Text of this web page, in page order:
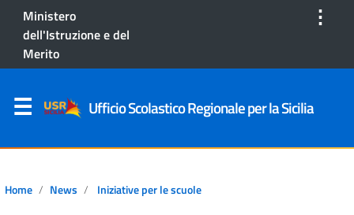
Ministero
dell'Istruzione e del
Merito
⋮
Ufficio Scolastico Regionale per la Sicilia
Home News Iniziative per le scuole